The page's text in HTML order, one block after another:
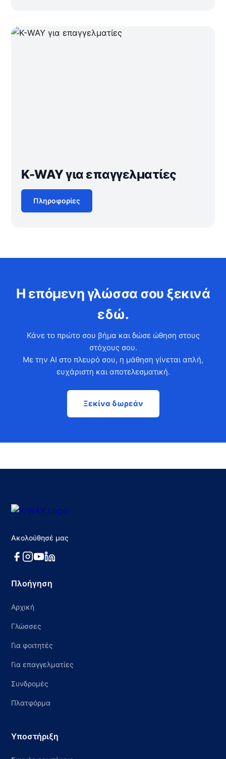
K-WAY για επαγγελματίες
Πληροφορίες
Η επόμενη γλώσσα σου ξεκινά
εδώ.
Κάνε το πρώτο σου βήμα και δώσε ώθηση στους
στόχους σου.
Με την AI στο πλευρό σου, η μάθηση γίνεται απλή,
ευχάριστη και αποτελεσματική.
Ξεκίνα δωρεάν
Ακολούθησέ μας
Πλοήγηση
Αρχική
Γλώσσες
Για φοιτητές
Για επαγγελματίες
Συνδρομές
Πλατφόρμα
Υποστήριξη